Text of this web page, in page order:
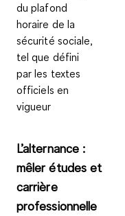
du plafond
horaire de la
sécurité sociale,
tel que défini
par les textes
officiels en
vigueur
L’alternance :
mêler études et
carrière
professionnelle